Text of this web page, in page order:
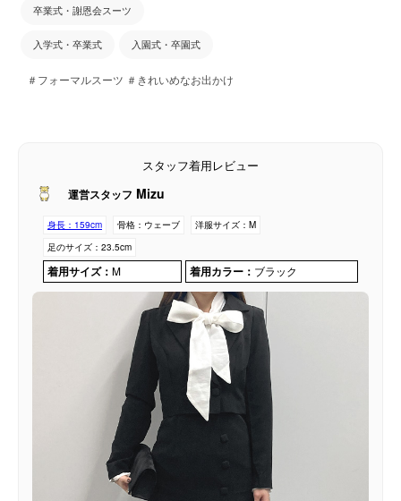
卒業式・謝恩会スーツ
入学式・卒業式 入園式・卒園式
＃フォーマルスーツ ＃きれいめなお出かけ
スタッフ着用レビュー
運営スタッフ Mizu
身長： 159cm 骨格： ウェーブ 洋服サイズ： M
足のサイズ： 23.5cm
着用サイズ： M 着用カラー： ブラック